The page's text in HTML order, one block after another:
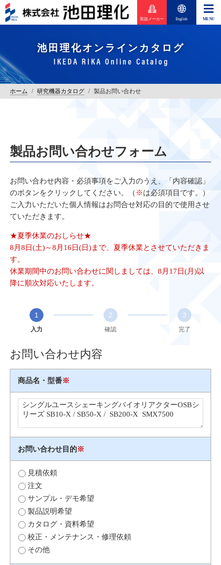
取扱メーカー English
池田理化オンラインカタログ
ホーム / 研究機器カタログ / 製品お問い合わせ
製品お問い合わせフォーム
お問い合わせ内容・必須事項をご入力のうえ、「内容確認」
のボタンをクリックしてください。（ ※は必須項目です。）
ご入力いただいた個人情報はお問合せ対応の目的で使用させ
ていただきます。
★夏季休業のおしらせ★
8月8日(土)～8月16日(日)まで、夏季休業とさせていただきま
す。
休業期間中のお問い合わせに関しましては、8月17日(月)以
降に順次対応いたします。
1
入力
2
確認
3
完了
お問い合わせ内容
商品名・型番※
お問い合わせ目的※
見積依頼
注文
サンプル・デモ希望
製品説明希望
カタログ・資料希望
校正・メンテナンス・修理依頼
その他